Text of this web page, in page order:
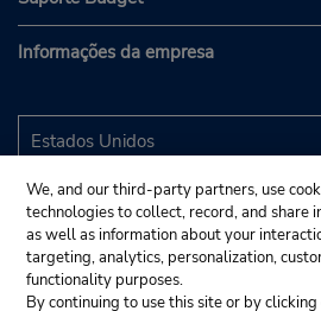
Informações da empresa
We, and our third-party partners, use
technologies to collect, record, and share
as well as information about your
targeting, analytics, personalization,
functionality purposes.
By continuing to use this site or by